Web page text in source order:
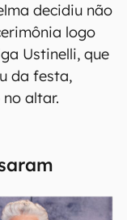
decidiu não
logo
Ustinelli, que
da festa,
altar.